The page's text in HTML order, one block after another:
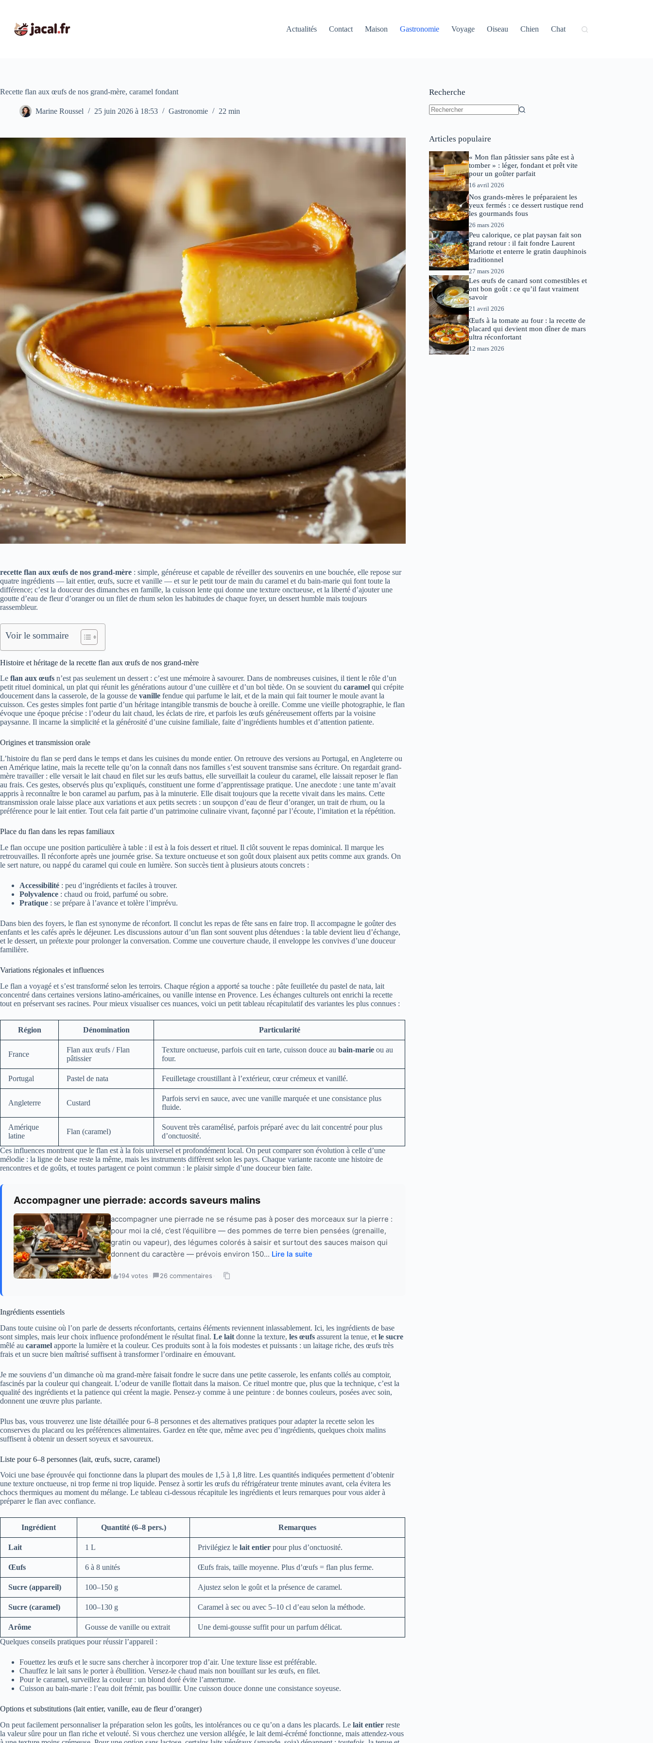
contenu
Actualités
Contact Maison Gastronomie Voyage Oiseau Chien Chat
Recette flan aux œufs de nos grand-mère, caramel fondant
Marine Roussel 25 juin 2026 à 18:53 Gastronomie 22 min
recette flan aux œufs de nos grand-mère : simple, généreuse et capable de réveiller des souvenirs en une bouchée, elle repose sur
quatre ingrédients — lait entier, œufs, sucre et vanille — et sur le petit tour de main du caramel et du bain‑marie qui font toute la
différence; c’est la douceur des dimanches en famille, la cuisson lente qui donne une texture onctueuse, et la liberté d’ajouter une
goutte d’eau de fleur d’oranger ou un filet de rhum selon les habitudes de chaque foyer, un dessert humble mais toujours
rassembleur.
Voir le sommaire
Histoire et héritage de la recette flan aux œufs de nos grand-mère
Le flan aux œufs n’est pas seulement un dessert : c’est une mémoire à savourer. Dans de nombreuses cuisines, il tient le rôle d’un
petit rituel dominical, un plat qui réunit les générations autour d’une cuillère et d’un bol tiède. On se souvient du caramel qui crépite
doucement dans la casserole, de la gousse de vanille fendue qui parfume le lait, et de la main qui fait tourner le moule avant la
cuisson. Ces gestes simples font partie d’un héritage intangible transmis de bouche à oreille. Comme une vieille photographie, le flan
évoque une époque précise : l’odeur du lait chaud, les éclats de rire, et parfois les œufs généreusement offerts par la voisine
paysanne. Il incarne la simplicité et la générosité d’une cuisine familiale, faite d’ingrédients humbles et d’attention patiente.
Origines et transmission orale
L’histoire du flan se perd dans le temps et dans les cuisines du monde entier. On retrouve des versions au Portugal, en Angleterre ou
en Amérique latine, mais la recette telle qu’on la connaît dans nos familles s’est souvent transmise sans écriture. On regardait grand-
mère travailler : elle versait le lait chaud en filet sur les œufs battus, elle surveillait la couleur du caramel, elle laissait reposer le flan
au frais. Ces gestes, observés plus qu’expliqués, constituent une forme d’apprentissage pratique. Une anecdote : une tante m’avait
appris à reconnaître le bon caramel au parfum, pas à la minuterie. Elle disait toujours que la recette vivait dans les mains. Cette
transmission orale laisse place aux variations et aux petits secrets : un soupçon d’eau de fleur d’oranger, un trait de rhum, ou la
préférence pour le lait entier. Tout cela fait partie d’un patrimoine culinaire vivant, façonné par l’écoute, l’imitation et la répétition.
Place du flan dans les repas familiaux
Le flan occupe une position particulière à table : il est à la fois dessert et rituel. Il clôt souvent le repas dominical. Il marque les
retrouvailles. Il réconforte après une journée grise. Sa texture onctueuse et son goût doux plaisent aux petits comme aux grands. On
le sert nature, ou nappé du caramel qui coule en lumière. Son succès tient à plusieurs atouts concrets :
Accessibilité : peu d’ingrédients et faciles à trouver.
Polyvalence : chaud ou froid, parfumé ou sobre.
Pratique : se prépare à l’avance et tolère l’imprévu.
Dans bien des foyers, le flan est synonyme de réconfort. Il conclut les repas de fête sans en faire trop. Il accompagne le goûter des
enfants et les cafés après le déjeuner. Les discussions autour d’un flan sont souvent plus détendues : la table devient lieu d’échange,
et le dessert, un prétexte pour prolonger la conversation. Comme une couverture chaude, il enveloppe les convives d’une douceur
familière.
Variations régionales et influences
Le flan a voyagé et s’est transformé selon les terroirs. Chaque région a apporté sa touche : pâte feuilletée du pastel de nata, lait
concentré dans certaines versions latino-américaines, ou vanille intense en Provence. Les échanges culturels ont enrichi la recette
tout en préservant ses racines. Pour mieux visualiser ces nuances, voici un petit tableau récapitulatif des variantes les plus connues :
Région Dénomination Particularité
France
Flan aux œufs / Flan
pâtissier
Texture onctueuse, parfois cuit en tarte, cuisson douce au bain-marie ou au
four.
Portugal Pastel de nata Feuilletage croustillant à l’extérieur, cœur crémeux et vanillé.
Angleterre Custard
Parfois servi en sauce, avec une vanille marquée et une consistance plus
fluide.
Amérique
latine
Flan (caramel)
Souvent très caramélisé, parfois préparé avec du lait concentré pour plus
d’onctuosité.
Ces influences montrent que le flan est à la fois universel et profondément local. On peut comparer son évolution à celle d’une
mélodie : la ligne de base reste la même, mais les instruments diffèrent selon les pays. Chaque variante raconte une histoire de
rencontres et de goûts, et toutes partagent ce point commun : le plaisir simple d’une douceur bien faite.
Accompagner une pierrade: accords saveurs malins
accompagner une pierrade ne se résume pas à poser des morceaux sur la pierre :
pour moi la clé, c’est l’équilibre — des pommes de terre bien pensées (grenaille,
gratin ou vapeur), des légumes colorés à saisir et surtout des sauces maison qui
donnent du caractère — prévois environ 150... Lire la suite
194 votes · 26 commentaires ·
Ingrédients essentiels
Dans toute cuisine où l’on parle de desserts réconfortants, certains éléments reviennent inlassablement. Ici, les ingrédients de base
sont simples, mais leur choix influence profondément le résultat final. Le lait donne la texture, les œufs assurent la tenue, et le sucre
mêlé au caramel apporte la lumière et la couleur. Ces produits sont à la fois modestes et puissants : un laitage riche, des œufs très
frais et un sucre bien maîtrisé suffisent à transformer l’ordinaire en émouvant.
Je me souviens d’un dimanche où ma grand-mère faisait fondre le sucre dans une petite casserole, les enfants collés au comptoir,
fascinés par la couleur qui changeait. L’odeur de vanille flottait dans la maison. Ce rituel montre que, plus que la technique, c’est la
qualité des ingrédients et la patience qui créent la magie. Pensez-y comme à une peinture : de bonnes couleurs, posées avec soin,
donnent une œuvre plus parlante.
Plus bas, vous trouverez une liste détaillée pour 6–8 personnes et des alternatives pratiques pour adapter la recette selon les
conserves du placard ou les préférences alimentaires. Gardez en tête que, même avec peu d’ingrédients, quelques choix malins
suffisent à obtenir un dessert soyeux et savoureux.
Liste pour 6–8 personnes (lait, œufs, sucre, caramel)
Voici une base éprouvée qui fonctionne dans la plupart des moules de 1,5 à 1,8 litre. Les quantités indiquées permettent d’obtenir
une texture onctueuse, ni trop ferme ni trop liquide. Pensez à sortir les œufs du réfrigérateur trente minutes avant, cela évitera les
chocs thermiques au moment du mélange. Le tableau ci-dessous récapitule les ingrédients et leurs remarques pour vous aider à
préparer le flan avec confiance.
Ingrédient Quantité (6–8 pers.) Remarques
Lait 1 L Privilégiez le lait entier pour plus d’onctuosité.
Œufs 6 à 8 unités Œufs frais, taille moyenne. Plus d’œufs = flan plus ferme.
Sucre (appareil) 100–150 g Ajustez selon le goût et la présence de caramel.
Sucre (caramel) 100–130 g Caramel à sec ou avec 5–10 cl d’eau selon la méthode.
Arôme Gousse de vanille ou extrait
Une demi-gousse suffit pour un parfum délicat.
Quelques conseils pratiques pour réussir l’appareil :
Fouettez les œufs et le sucre sans chercher à incorporer trop d’air. Une texture lisse est préférable.
Chauffez le lait sans le porter à ébullition. Versez-le chaud mais non bouillant sur les œufs, en filet.
Pour le caramel, surveillez la couleur : un blond doré évite l’amertume.
Cuisson au bain-marie : l’eau doit frémir, pas bouillir. Une cuisson douce donne une consistance soyeuse.
Options et substitutions (lait entier, vanille, eau de fleur d’oranger)
On peut facilement personnaliser la préparation selon les goûts, les intolérances ou ce qu’on a dans les placards. Le lait entier reste
la valeur sûre pour un flan riche et velouté. Si vous cherchez une version allégée, le lait demi-écrémé fonctionne, mais attendez-vous
Recherche
Articles populaire
« Mon flan pâtissier sans pâte est à
tomber » : léger, fondant et prêt vite
pour un goûter parfait
16 avril 2026
Nos grands-mères le préparaient les
yeux fermés : ce dessert rustique rend
les gourmands fous
26 mars 2026
Peu calorique, ce plat paysan fait son
grand retour : il fait fondre Laurent
Mariotte et enterre le gratin dauphinois
traditionnel
27 mars 2026
Les œufs de canard sont comestibles et
ont bon goût : ce qu’il faut vraiment
savoir
21 avril 2026
Œufs à la tomate au four : la recette de
placard qui devient mon dîner de mars
ultra réconfortant
12 mars 2026